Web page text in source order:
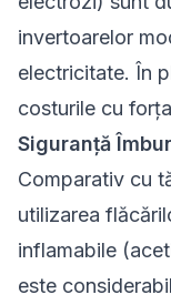
invertoarelor
electricitate. În
costurile cu
Siguranță
Comparativ cu
utilizarea
inflamabile
este